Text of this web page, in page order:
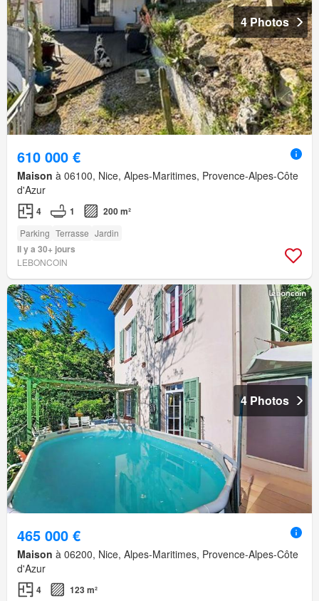
4 Photos
610 000 €
Maison à 06100, Nice, Alpes-Maritimes, Provence-Alpes-Côte
d'Azur
4 1 200 m²
Parking Terrasse Jardin
Il y a 30+ jours
LEBONCOIN
4 Photos
465 000 €
Maison à 06200, Nice, Alpes-Maritimes, Provence-Alpes-Côte
d'Azur
4
123 m²